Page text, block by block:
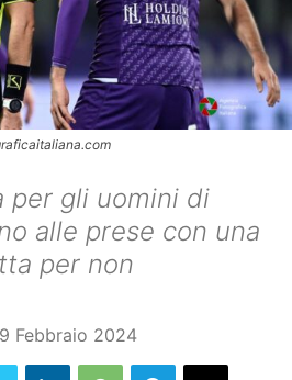
per gli uomini di
alle prese con una
per non
9 Febbraio 2024